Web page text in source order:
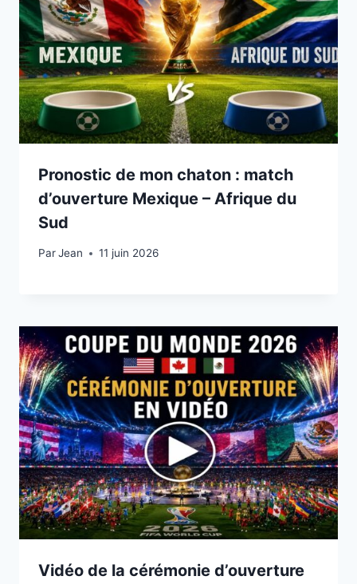
Pronostic de mon chaton : match
d’ouverture Mexique – Afrique du
Sud
ParJean
11 juin 2026 11 juin 2026
Vidéo de la cérémonie d’ouverture